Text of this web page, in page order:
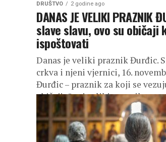
DRUŠTVO 2 godine ago
DANAS JE VELIKI PRAZNIK
slave slavu, ovo su običaji
ispoštovati
Danas je veliki praznik Đurđic.
crkva i njeni vjernici, 16.
Đurđic – praznik za koji se
običaji. Ovaj veliki praznik...